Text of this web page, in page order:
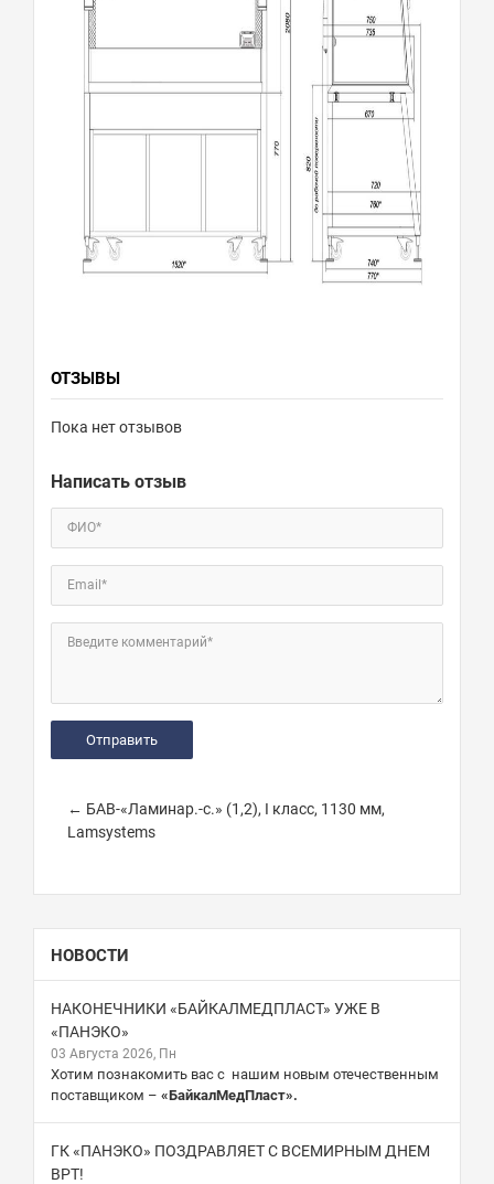
ОТЗЫВЫ
Пока нет отзывов
Написать отзыв
ФИО*
Email*
Введите комментарий*
← БАВ-«Ламинар.-с.» (1,2), I класс, 1130 мм,
Lamsystems
НОВОСТИ
НАКОНЕЧНИКИ «БАЙКАЛМЕДПЛАСТ» УЖЕ В
«ПАНЭКО»
03 Августа 2026, Пн
Хотим познакомить вас с нашим новым отечественным
поставщиком – «БайкалМедПласт».
ГК «ПАНЭКО» ПОЗДРАВЛЯЕТ С ВСЕМИРНЫМ ДНЕМ
ВРТ!